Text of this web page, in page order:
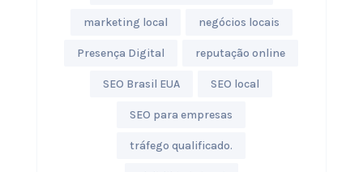
marketing local negócios locais
Presença Digital reputação online
SEO Brasil EUA SEO local
SEO para empresas
tráfego qualificado.